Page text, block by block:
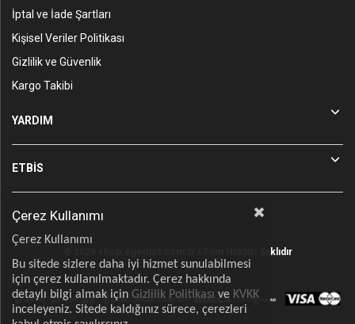
İptal ve İade Şartları
Kişisel Veriler Politikası
Gizlilik ve Güvenlik
Kargo Takibi
YARDIM
ETBİS
© 2026 shop.egemot.com.tr / Tüm Hakları Saklıdır
Çerez Kullanımı
Çerez Kullanımı
Bu sitede sizlere daha iyi hizmet sunulabilmesi
için çerez kullanılmaktadır. Çerez hakkında
detaylı bilgi almak için Gizlilik Politikası ve KVKK
inceleyeniz. Sitede kaldığınız sürece, çerezleri